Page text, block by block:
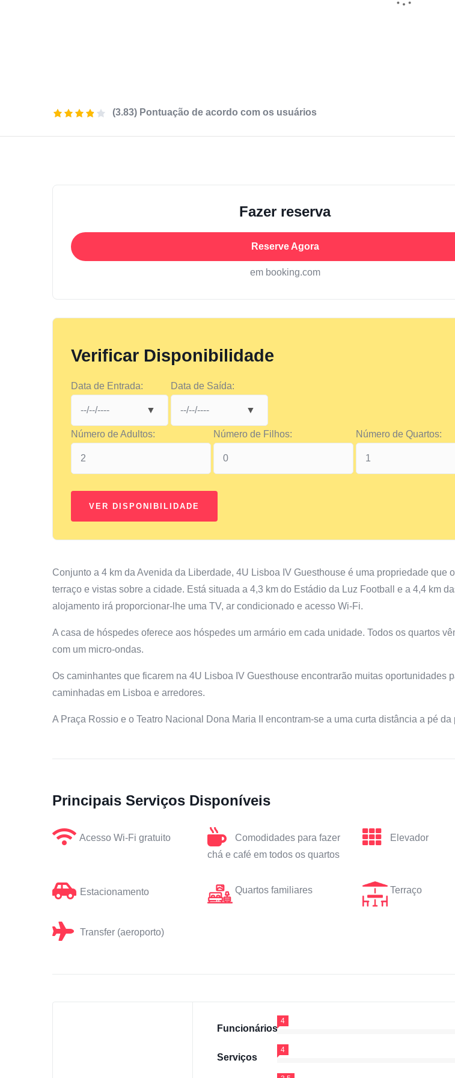
(3.83) Pontuação de acordo com os usuários
Fazer reserva
Reserve Agora
em booking.com
Verificar Disponibilidade
Data de Entrada: Data de Saída:
Número de Adultos: Número de Filhos: Número de Quartos:
Conjunto a 4 km da Avenida da Liberdade, 4U Lisboa IV Guesthouse é uma propriedade que
terraço e vistas sobre a cidade. Está situada a 4,3 km do Estádio da Luz Football e a 4,4 km
alojamento irá proporcionar-lhe uma TV, ar condicionado e acesso Wi-Fi.
A casa de hóspedes oferece aos hóspedes um armário em cada unidade. Todos os quartos
com um micro-ondas.
Os caminhantes que ficarem na 4U Lisboa IV Guesthouse encontrarão muitas oportunidades
caminhadas em Lisboa e arredores.
A Praça Rossio e o Teatro Nacional Dona Maria II encontram-se a uma curta distância a pé da
Principais Serviços Disponíveis
Acesso Wi-Fi gratuito
Comodidades para fazer
chá e café em todos os quartos
Elevador
Estacionamento Quartos familiares Terraço
Transfer (aeroporto)
Funcionários
4
Serviços
4